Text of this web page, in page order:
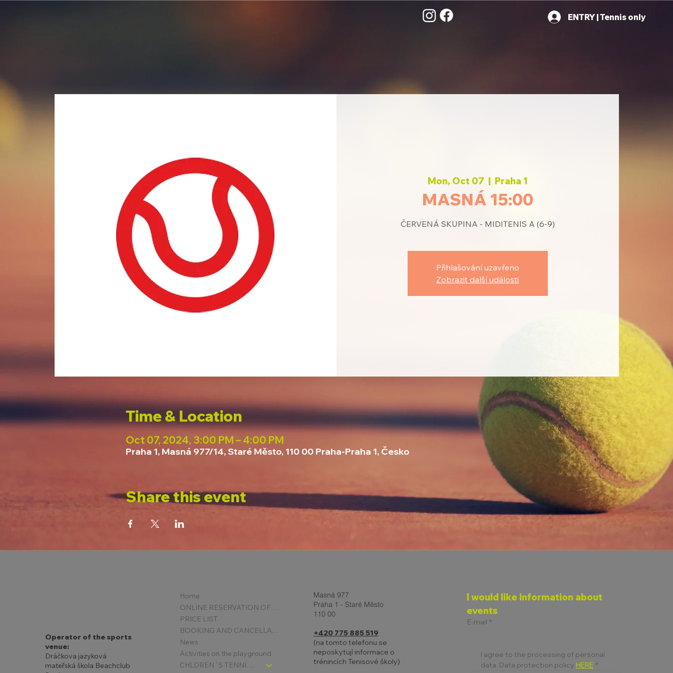
ENTRY | Tennis only
Mon, Oct 07
  |
Praha 1
MASNÁ 15:00
ČERVENÁ SKUPINA - MIDITENIS A (6-9)
Přihlašování uzavřeno
Zobrazit další události
Time & Location
Oct 07, 2024, 3:00 PM – 4:00 PM
Praha 1, Masná 977/14, Staré Město, 110 00 Praha-Praha 1, Česko
Share this event
Operator of the sports
venue:
Dráčkova jazyková
mateřská škola Beachclub
Home
ONLINE RESERVATION OF COURTS
PRICE LIST
BOOKING AND CANCELLATION
News
Activities on the playground
CHLDREN´S TENNIS SCHOOL - SIGNPOST
Masná 977
Praha 1 - Staré Město
110 00
+420 775 885 519
(na tomto telefonu se
neposkytují informace o
trénincích Tenisové školy)
I would like information about
events
E-mail *
I agree to the processing of personal
data. Data protection policy HERE *